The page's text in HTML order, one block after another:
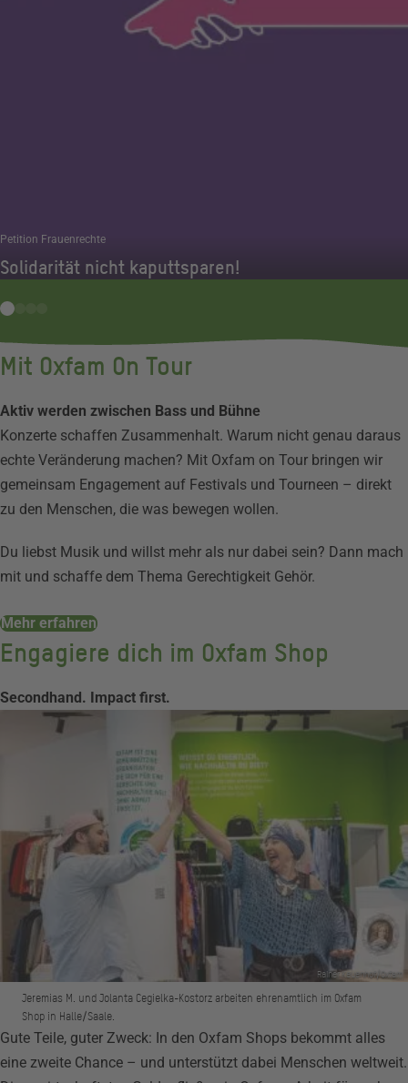
Petition Frauenrechte
Solidarität nicht kaputtsparen!
Mit Oxfam On Tour
Aktiv werden zwischen Bass und Bühne
Konzerte schaffen Zusammenhalt. Warum nicht genau daraus
echte Veränderung machen? Mit Oxfam on Tour bringen wir
gemeinsam Engagement auf Festivals und Tourneen – direkt
zu den Menschen, die was bewegen wollen.
Du liebst Musik und willst mehr als nur dabei sein? Dann mach
mit und schaffe dem Thema Gerechtigkeit Gehör.
Mehr erfahren
Engagiere dich im Oxfam Shop
Secondhand. Impact first.
Rainer Keuenhof/Oxfam
Jeremias M. und Jolanta Cegielka-Kostorz arbeiten ehrenamtlich im Oxfam
Shop in Halle/Saale.
Gute Teile, guter Zweck: In den Oxfam Shops bekommt alles
eine zweite Chance – und unterstützt dabei Menschen weltweit.